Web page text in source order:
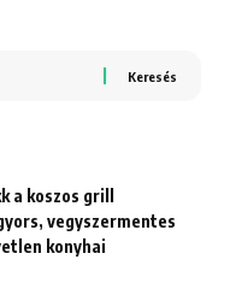
a koszos grill
vegyszermentes
konyhai